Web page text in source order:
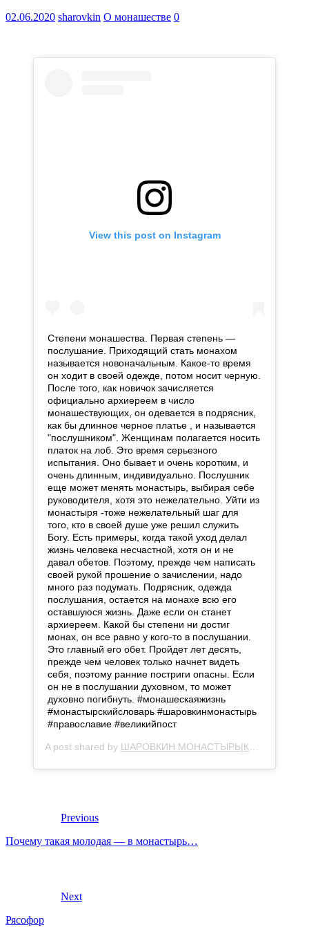
02.06.2020 sharovkin О монашестве 0
View this post on Instagram
Степени монашества. Первая степень —
послушание. Приходящий стать монахом
называется новоначальным. Какое-то время
он ходит в своей одежде, потом носит черную.
После того, как новичок зачисляется
официально архиереем в число
монашествующих, он одевается в подрясник,
как бы длинное черное платье , и называется
"послушником". Женщинам полагается носить
платок на лоб. Это время серьезного
испытания. Оно бывает и очень коротким, и
очень длинным, индивидуально. Послушник
еще может менять монастырь, выбирая себе
руководителя, хотя это нежелательно. Уйти из
монастыря -тоже нежелательный шаг для
того, кто в своей душе уже решил служить
Богу. Есть примеры, когда такой уход делал
жизнь человека несчастной, хотя он и не
давал обетов. Поэтому, прежде чем написать
своей рукой прошение о зачислении, надо
много раз подумать. Подрясник, одежда
послушания, остается на монахе всю его
оставшуюся жизнь. Даже если он станет
архиереем. Какой бы степени ни достиг
монах, он все равно у кого-то в послушании.
Это главный его обет. Пройдет лет десять,
прежде чем человек только начнет видеть
себя, поэтому ранние постриги опасны. Если
он не в послушании духовном, то может
духовно погибнуть. #монашескаяжизнь
#монастырскийсловарь #шаровкинмонастырь
#православие #великийпост
A post shared by ШАРОВКИН МОНАСТЫРЬ|КАЛУЖСК ОБЛ
Previous
Почему такая молодая — в монастырь…
Next
Рясофор